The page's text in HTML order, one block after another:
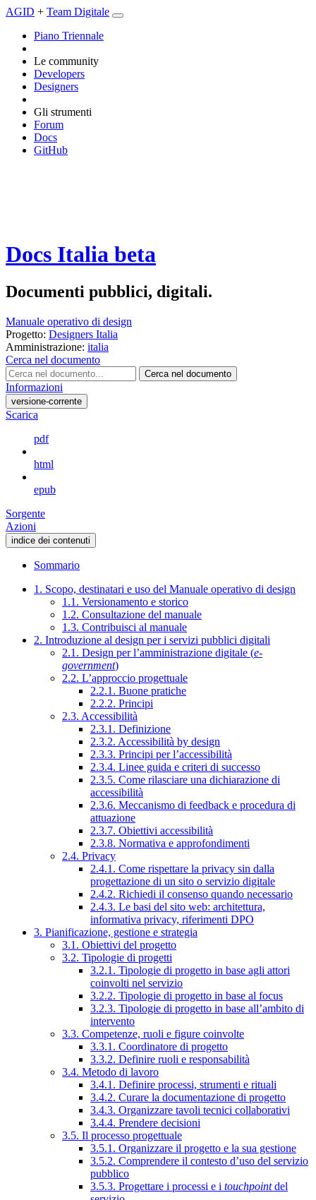
AGID + Team Digitale
Piano Triennale
Le community
Developers
Designers
Gli strumenti
Forum
Docs
GitHub
Docs Italia beta
Documenti pubblici, digitali.
Manuale operativo di design
Progetto: Designers Italia
Amministrazione: italia
Cerca nel documento
Cerca nel documento
Informazioni
versione-corrente
Scarica
pdf
html
epub
Sorgente
Azioni
indice dei contenuti
Sommario
1. Scopo, destinatari e uso del Manuale operativo di design
1.1. Versionamento e storico
1.2. Consultazione del manuale
1.3. Contribuisci al manuale
2. Introduzione al design per i servizi pubblici digitali
2.1. Design per l’amministrazione digitale (e-
government)
2.2. L’approccio progettuale
2.2.1. Buone pratiche
2.2.2. Principi
2.3. Accessibilità
2.3.1. Definizione
2.3.2. Accessibilità by design
2.3.3. Principi per l’accessibilità
2.3.4. Linee guida e criteri di successo
2.3.5. Come rilasciare una dichiarazione di
accessibilità
2.3.6. Meccanismo di feedback e procedura di
attuazione
2.3.7. Obiettivi accessibilità
2.3.8. Normativa e approfondimenti
2.4. Privacy
2.4.1. Come rispettare la privacy sin dalla
progettazione di un sito o servizio digitale
2.4.2. Richiedi il consenso quando necessario
2.4.3. Le basi del sito web: architettura,
informativa privacy, riferimenti DPO
3. Pianificazione, gestione e strategia
3.1. Obiettivi del progetto
3.2. Tipologie di progetti
3.2.1. Tipologie di progetto in base agli attori
coinvolti nel servizio
3.2.2. Tipologie di progetto in base al focus
3.2.3. Tipologie di progetto in base all’ambito di
intervento
3.3. Competenze, ruoli e figure coinvolte
3.3.1. Coordinatore di progetto
3.3.2. Definire ruoli e responsabilità
3.4. Metodo di lavoro
3.4.1. Definire processi, strumenti e rituali
3.4.2. Curare la documentazione di progetto
3.4.3. Organizzare tavoli tecnici collaborativi
3.4.4. Prendere decisioni
3.5. Il processo progettuale
3.5.1. Organizzare il progetto e la sua gestione
3.5.2. Comprendere il contesto d’uso del servizio
pubblico
3.5.3. Progettare i processi e i touchpointdel